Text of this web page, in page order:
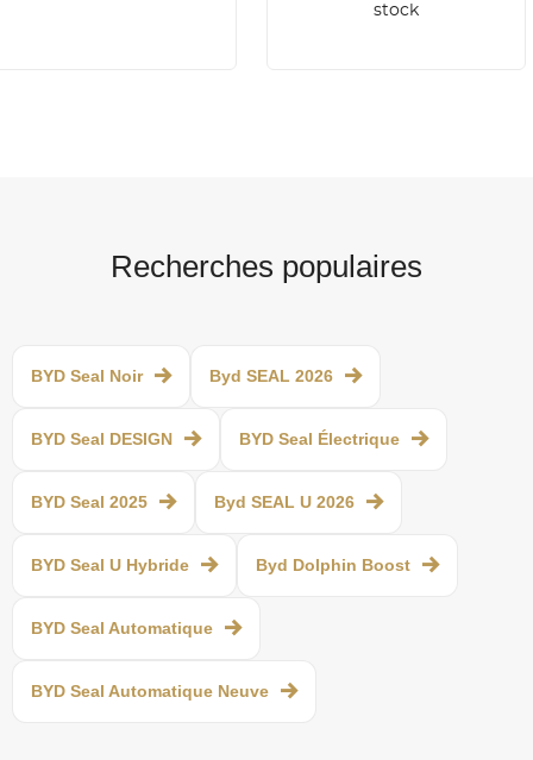
stock
Recherches populaires
BYD Seal Noir Byd SEAL 2026
BYD Seal DESIGN BYD Seal Électrique
BYD Seal 2025 Byd SEAL U 2026
BYD Seal U Hybride Byd Dolphin Boost
BYD Seal Automatique
BYD Seal Automatique Neuve